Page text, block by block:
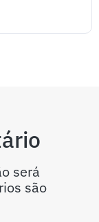
será
são